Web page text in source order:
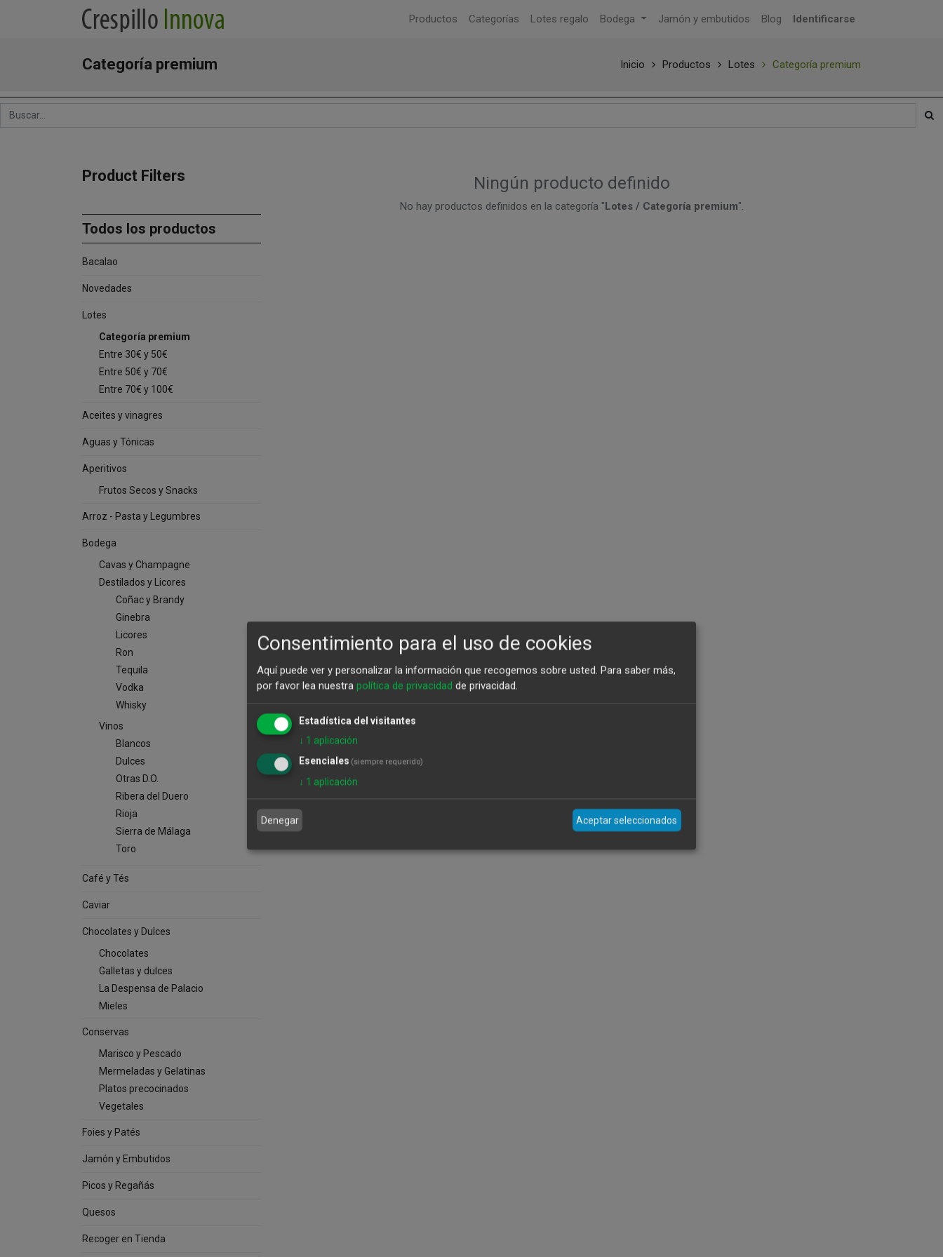
Productos Categorías Lotes regalo Bodega Jamón y embutidos Blog Identificarse
Categoría premium Inicio Productos Lotes Categoría premium
Product Filters
Todos los productos
Bacalao
Novedades
Lotes
Categoría premium
Entre 30€ y 50€
Entre 50€ y 70€
Entre 70€ y 100€
Aceites y vinagres
Aguas y Tónicas
Aperitivos
Frutos Secos y Snacks
Arroz - Pasta y Legumbres
Bodega
Cavas y Champagne
Destilados y Licores
Coñac y Brandy
Ginebra
Licores
Ron
Tequila
Vodka
Whisky
Vinos
Blancos
Dulces
Otras D.O.
Ribera del Duero
Rioja
Sierra de Málaga
Toro
Café y Tés
Caviar
Chocolates y Dulces
Chocolates
Galletas y dulces
La Despensa de Palacio
Mieles
Conservas
Marisco y Pescado
Mermeladas y Gelatinas
Platos precocinados
Vegetales
Foies y Patés
Jamón y Embutidos
Picos y Regañás
Quesos
Recoger en Tienda
Ningún producto definido
No hay productos definidos en la categoría "Lotes / Categoría premium".
Consentimiento para el uso de cookies
Aquí puede ver y personalizar la información que recogemos sobre usted. Para saber más,
por favor lea nuestra política de privacidad de privacidad.
Estadística del visitantes
↓ 1 aplicación
Esenciales (siempre requerido)
↓ 1 aplicación
Denegar Aceptar seleccionados